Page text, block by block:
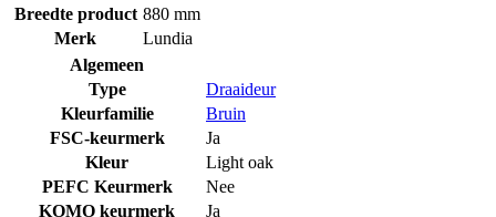
Breedte product 880 mm
Merk
Lundia
Algemeen
Type
Draaideur
Kleurfamilie
Bruin
FSC-keurmerk
Ja
Kleur
Light oak
PEFC Keurmerk
Nee
KOMO keurmerk
Ja